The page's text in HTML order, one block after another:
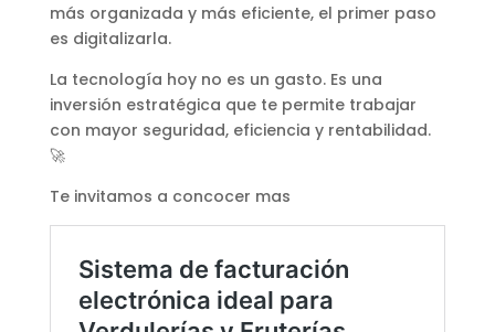
más organizada y más eficiente, el primer paso
es digitalizarla.
La tecnología hoy no es un gasto. Es una
inversión estratégica que te permite trabajar
con mayor seguridad, eficiencia y rentabilidad.
🚀
Te invitamos a concocer mas